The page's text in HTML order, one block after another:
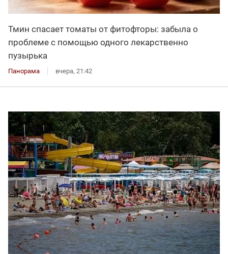
Тмин спасает томаты от фитофторы: забыла о
проблеме с помощью одного лекарственно
пузырька
Панорама вчера, 21:42